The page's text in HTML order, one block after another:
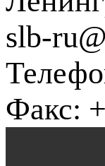
slb-
Факс: